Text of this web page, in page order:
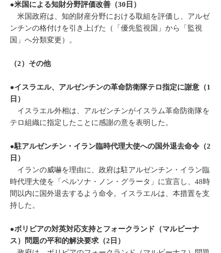
●米国による知財分野評価改善（30日）
米国政府は、知的財産分野における取組を評価し、アルゼ
ンチンの格付けを引き上げた（「優先監視国」から「監視
国」へ分類変更）。
（2）その他
●イスラエル、アルゼンチンの革命防衛隊テロ指定に謝意（1
日）
イスラエル外相は、アルゼンチンがイスラム革命防衛隊を
テロ組織に指定したことに感謝の意を表明した。
●駐アルゼンチン・イラン臨時代理大使への国外退去命令（2
日）
イランの威嚇を理由に、政府は駐アルゼンチン・イラン臨
時代理大使を「ペルソナ・ノン・グラータ」に宣言し、48時
間以内に国外退去するよう命令。イスラエルは、本措置を支
持した。
●ボリビアの対英対応支持とフォークランド（マルビーナ
ス）問題の平和的解決要求（2 日）